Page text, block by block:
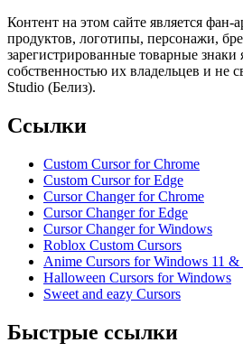
Контент на этом сайте является фан-
продуктов, логотипы, персонажи,
зарегистрированные товарные знаки
собственностью их владельцев и не
Studio (Белиз).
Ссылки
Custom Cursor for Chrome
Custom Cursor for Edge
Cursor Changer for Chrome
Cursor Changer for Edge
Cursor Changer for Windows
Roblox Custom Cursors
Anime Cursors for Windows 11 &
Halloween Cursors for Windows
Sweet and eazy Cursors
Быстрые ссылки